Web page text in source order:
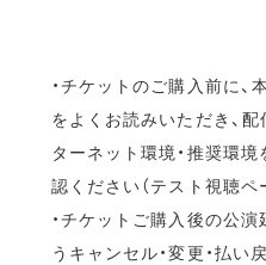
・チケットのご購入前に
をよくお読みいただき、
ターネット環境・推奨環
認ください（テスト視聴ペ
・チケットご購入後の公
うキャンセル・変更・払い